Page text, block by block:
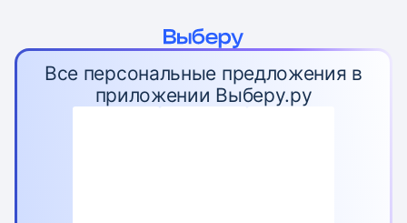
Все персональные предложения в
приложении Выберу.ру